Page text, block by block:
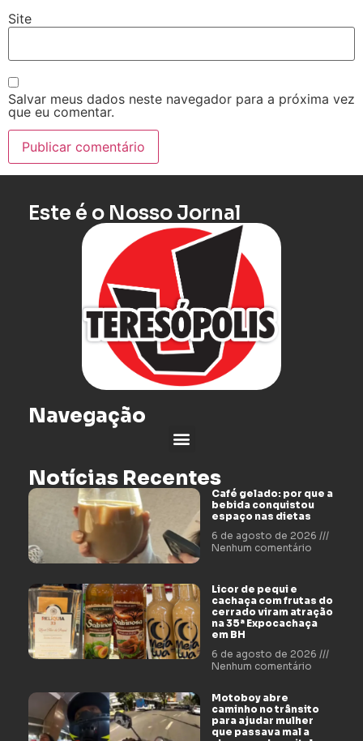
Site
Salvar meus dados neste navegador para a próxima vez
que eu comentar.
Este é o Nosso Jornal
Navegação
Notícias Recentes
Café gelado: por que a
bebida conquistou
espaço nas dietas
6 de agosto de 2026
Nenhum comentário
Licor de pequi e
cachaça com frutas do
cerrado viram atração
na 35ª Expocachaça
em BH
6 de agosto de 2026
Nenhum comentário
Motoboy abre
caminho no trânsito
para ajudar mulher
que passava mal a